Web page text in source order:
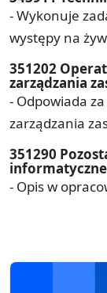
- Wykonuje
występy na
351202
zarządzania
- Odpowiada
zarządzania
351290
- Opis w